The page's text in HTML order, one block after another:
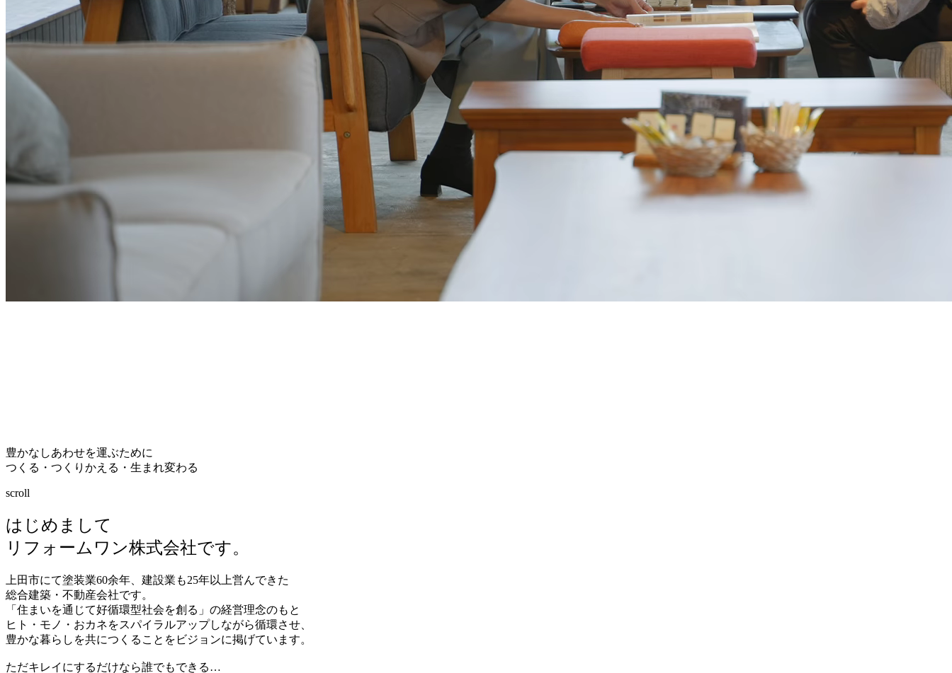
豊かなしあわせを運ぶために
つくる・つくりかえる・生まれ変わる
scroll
はじめまして
リフォームワン株式会社です。
上田市にて塗装業60余年、建設業も25年以上営んできた
総合建築・不動産会社です。
「住まいを通じて好循環型社会を創る」の経営理念のもと
ヒト・モノ・おカネをスパイラルアップしながら循環させ、
豊かな暮らしを共につくることをビジョンに掲げています。
ただキレイにするだけなら誰でもできる…